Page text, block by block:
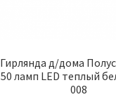
Гирлянда д/дома
50 ламп LED теплый
008